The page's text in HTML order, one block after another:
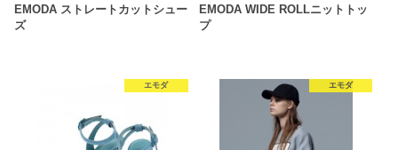
EMODA ストレートカットシュー
ズ
EMODA WIDE ROLLニットトッ
プ
エモダ エモダ